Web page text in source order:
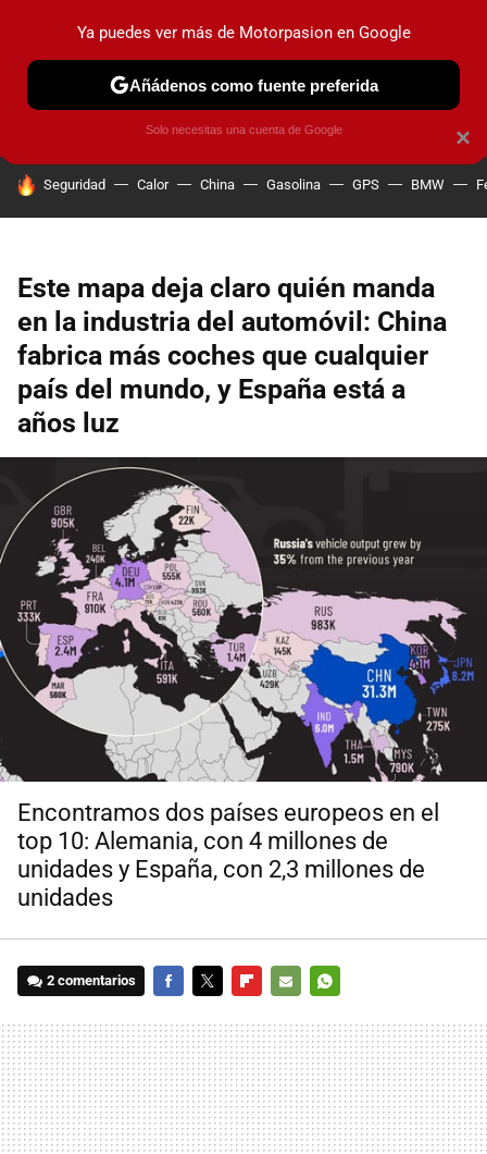
PRUEBAS COCHES ELÉCTRICOS OBSERVATORIO
HOY SE HABLA DE
Seguridad Calor China Gasolina GPS BMW
Este mapa deja claro quién manda
en la industria del automóvil: China
fabrica más coches que cualquier
país del mundo, y España está a
años luz
Encontramos dos países europeos en el
top 10: Alemania, con 4 millones de
unidades y España, con 2,3 millones de
unidades
2 comentarios
MAIL
×
Ya puedes ver más de Motorpasion en Google
Añádenos como fuente preferida
Solo necesitas una cuenta de Google